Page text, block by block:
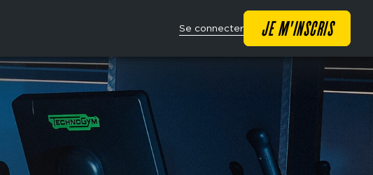
navigation
CTA
Se connecter JE M'INSCRIS